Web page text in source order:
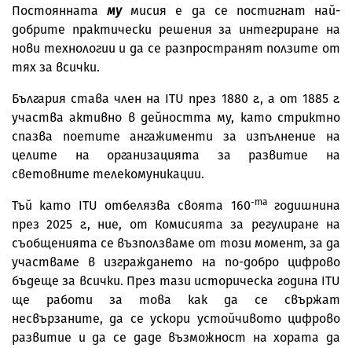
Постояннатамумисия е да се постигнат най-
добрите практически решения за интегриране на
нови технологии и да се разпространят ползите от
тях за всички.
България става член на ITU през 1880 г., а от 1885 г.
участва активно в дейността му, като стриктно
спазва поетите ангажименти за изпълнение на
целите на организацията за развитие на
световните телекомуникации.
Тъй като ITU отбелязва своята 160-тагодишнина
през 2025 г., ние, от Комисията за регулиране на
съобщенията се възползваме от този момент, за да
участваме в изграждането на по-добро цифрово
бъдеще за всички. През тази историческа година ITU
ще работи за това как да се свържат
несвързаните, да се ускори устойчивото цифрово
развитие и да се даде възможност на хората да